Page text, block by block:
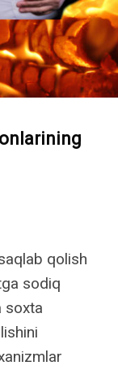
qolish
sodiq
soxta